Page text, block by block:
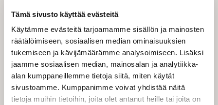
Tämä sivusto käyttää evästeitä
Käytämme evästeitä tarjoamamme sisällön ja mainosten
räätälöimiseen, sosiaalisen median ominaisuuksien
tukemiseen ja kävijämäärämme analysoimiseen. Lisäksi
jaamme sosiaalisen median, mainosalan ja analytiikka-
alan kumppaneillemme tietoja siitä, miten käytät
sivustoamme. Kumppanimme voivat yhdistää näitä
tietoja muihin tietoihin, joita olet antanut heille tai joita on
monipuoliset kuljetusvaihtoehdot eri tarpeisiin.
Palveluihin kuuluvat muun muassa
maailmanlaajuiset kuriirilähetykset, kotimaan
ovelta ovelle -toimitukset, noutopistelähetykset,
rahdit sekä tietyillä alueilla saman päivän
toimitukset, tunnin pikakuljetukset ja
kirjelähetykset.